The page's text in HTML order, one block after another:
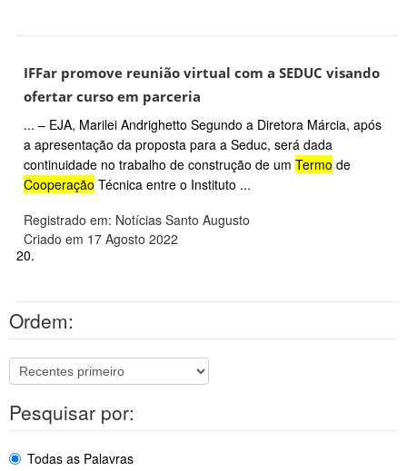
IFFar promove reunião virtual com a SEDUC visando
ofertar curso em parceria
... – EJA, Marilei Andrighetto Segundo a Diretora Márcia, após
a apresentação da proposta para a Seduc, será dada
continuidade no trabalho de construção de um Termo de
Cooperação Técnica entre o Instituto ...
Registrado em: Notícias Santo Augusto
Criado em 17 Agosto 2022
20.
Ordem:
Pesquisar por:
Todas as Palavras